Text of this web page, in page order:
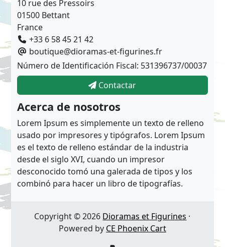
10 rue des Pressoirs
01500 Bettant
France
+33 6 58 45 21 42
boutique@dioramas-et-figurines.fr
Número de Identificación Fiscal: 531396737/00037
Contactar
Acerca de nosotros
Lorem Ipsum es simplemente un texto de relleno
usado por impresores y tipógrafos. Lorem Ipsum
es el texto de relleno estándar de la industria
desde el siglo XVI, cuando un impresor
desconocido tomó una galerada de tipos y los
combinó para hacer un libro de tipografías.
Copyright © 2026 Dioramas et Figurines ·
Powered by CE Phoenix Cart